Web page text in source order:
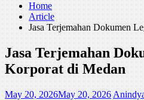
Home
Article
Jasa Terjemahan Dokumen
Jasa Terjemahan
Korporat di Medan
May 20, 2026May 20, 2026